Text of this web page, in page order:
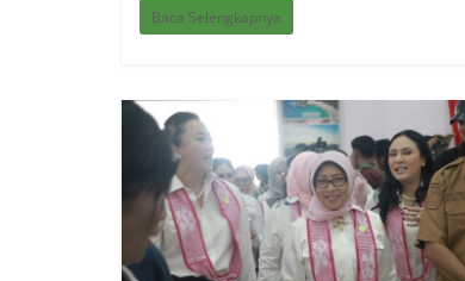
Baca Selengkapnya